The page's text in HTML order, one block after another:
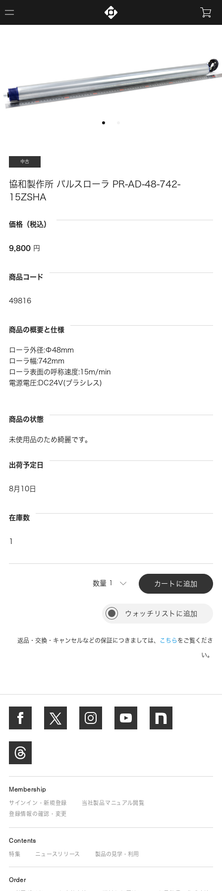
中古
協和製作所 パルスローラ PR-AD-48-742-
15ZSHA
価格（税込）
9,800 円
商品コード
49816
商品の概要と仕様
ローラ外径:Φ48mm
ローラ幅:742mm
ローラ表面の呼称速度:15m/min
電源電圧:DC24V(ブラシレス)
商品の状態
未使用品のため綺麗です。
出荷予定日
8月10日
在庫数
1
数量 カートに追加
ウォッチリストに追加
返品・交換・キャンセルなどの保証につきましては、 こちら をご覧くださ
い。
Membership
サインイン・新規登録
当社製品マニュアル閲覧
登録情報の確認・変更
Contents
特集 ニュースリリース 製品の見学・利用
Order